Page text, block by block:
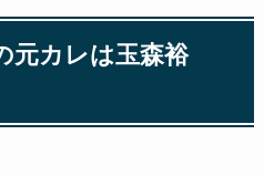
元カレは玉森裕